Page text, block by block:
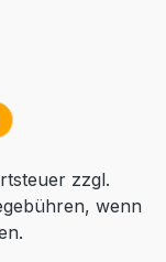
zzgl.
wenn